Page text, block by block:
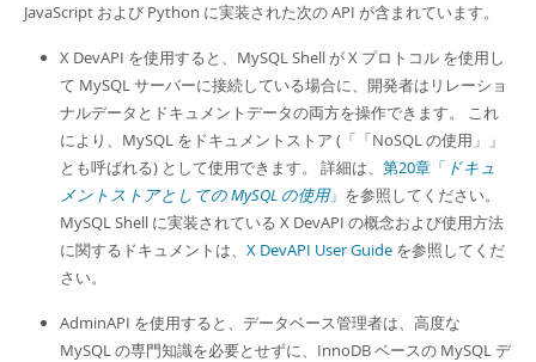
JavaScript および Python に実装された次の API が含まれています。
X DevAPI を使用すると、MySQL Shell が X プロトコル を使用し
て MySQL サーバーに接続している場合に、開発者はリレーショ
ナルデータとドキュメントデータの両方を操作できます。 これ
により、MySQL をドキュメントストア ( 「 「NoSQL の使用」
」
とも呼ばれる) として使用できます。 詳細は、 第20章「 ドキュ
メントストアとしての MySQL の使用」 を参照してください。
MySQL Shell に実装されている X DevAPI の概念および使用方法
に関するドキュメントは、 X DevAPI User Guide を参照してくだ
さい。
AdminAPI を使用すると、データベース管理者は、高度な
MySQL の専門知識を必要とせずに、InnoDB ベースの MySQL デ